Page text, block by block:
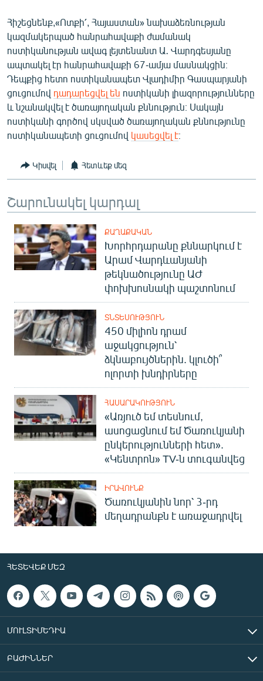
«Ազատության» բոլոր կայքերը
Հիշեցնենք,«Ոտքի՛, Հայաստան» նախաձեռնության
կազմակերպած հանրահավաքի ժամանակ
ոստիկանության ավագ լեյտենանտ Ա․ Վարդգեսյանը
ապտակել էր հանրահավաքի 67-ամյա մասնակցին։
Դեպքից հետո ոստիկանապետ Վլադիմիր Գասպարյանի
ցուցումով դադարեցվել են ոստիկանի լիազորությունները
և նշանակվել է ծառայողական քննություն։ Սակայն
ոստիկանի գործով սկսված ծառայողական քննությունը
ոստիկանապետի ցուցումով կասեցվել է։
Կիսվել Հետևեք մեզ
Շարունակել կարդալ
ՔԱՂԱՔԱԿԱՆ
Խորհրդարանը քննարկում է
Արամ Վարդևանյանի
թեկնածությունը ԱԺ
փոխխոսնակի պաշտոնում
ՏՆՏԵՍՈՒԹՅՈՒՆ
450 միլիոն դրամ
աջակցություն՝
ձկնաբույծներին. կլուծի՞
ոլորտի խնդիրները
ՀԱՍԱՐԱԿՈՒԹՅՈՒՆ
«Առյուծ եմ տեսնում,
ասոցացնում եմ Ծառուկյանի
ընկերությունների հետ».
«Կենտրոն» TV-ն տուգանվեց
ԻՐԱՎՈՒՆՔ
Ծառուկյանին նոր՝ 3-րդ
մեղադրանքն է առաջադրվել
ՀԵՏԵՎԵՔ ՄԵԶ
ՄՈՒԼՏԻՄԵԴԻԱ
ԲԱԺԻՆՆԵՐ